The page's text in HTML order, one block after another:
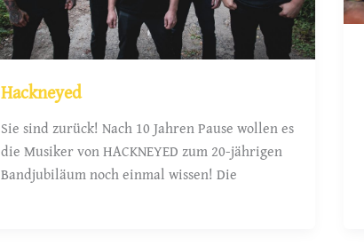
Hackneyed
Sie sind zurück! Nach 10 Jahren Pause wollen es
die Musiker von HACKNEYED zum 20-jährigen
Bandjubiläum noch einmal wissen! Die